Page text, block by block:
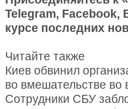
Telegram, Facebook,
курсе последних
Читайте также
Киев обвинил
во вмешательстве во
Сотрудники СБУ